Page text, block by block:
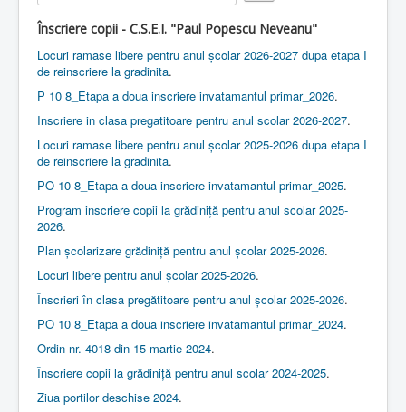
Contact
Lectii e-learning
Resurse-educationale
e
r
R
a
t
n
g
2
5
Rate
Înscriere copii - C.S.E.I. "Paul Popescu Neveanu"
Locuri ramase libere pentru anul școlar 2026-2027 dupa etapa I
de reinscriere la gradinita.
P 10 8_Etapa a doua inscriere invatamantul primar_2026.
Inscriere in clasa pregatitoare pentru anul scolar 2026-2027.
Locuri ramase libere pentru anul școlar 2025-2026 dupa etapa I
de reinscriere la gradinita.
PO 10 8_Etapa a doua inscriere invatamantul primar_2025.
Program inscriere copii la grădiniță pentru anul scolar 2025-
2026.
Plan școlarizare grădiniță pentru anul școlar 2025-2026.
Locuri libere pentru anul școlar 2025-2026.
Înscrieri în clasa pregătitoare pentru anul școlar 2025-2026.
PO 10 8_Etapa a doua inscriere invatamantul primar_2024.
Ordin nr. 4018 din 15 martie 2024.
Înscriere copii la grădiniță pentru anul scolar 2024-2025.
Ziua portilor deschise 2024.